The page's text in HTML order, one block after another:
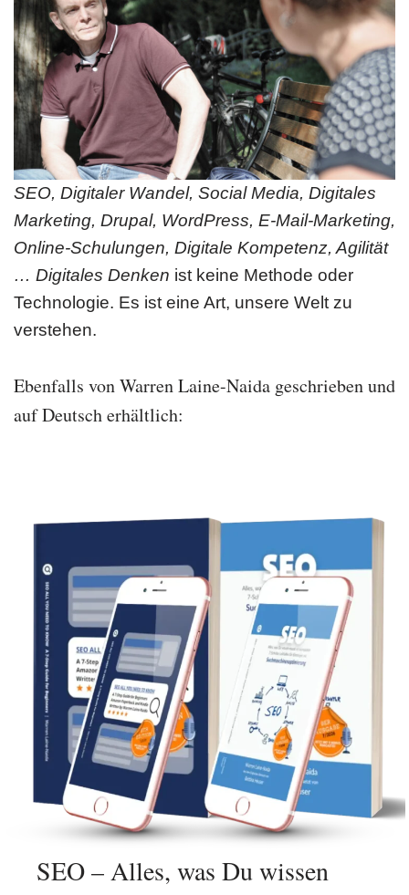
SEO, Digitaler Wandel, Social Media, Digitales
Marketing, Drupal, WordPress, E-Mail-Marketing,
Online-Schulungen, Digitale Kompetenz, Agilität
… Digitales Denken ist keine Methode oder
Technologie. Es ist eine Art, unsere Welt zu
verstehen.
Ebenfalls von Warren Laine-Naida geschrieben und
auf Deutsch erhältlich:
SEO – Alles, was Du wissen